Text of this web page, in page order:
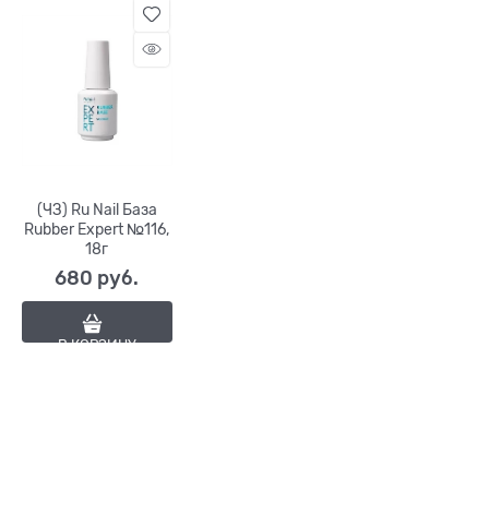
(ЧЗ) Ru Nail База
Rubber Expert №116,
18г
680 руб.
В КОРЗИНУ